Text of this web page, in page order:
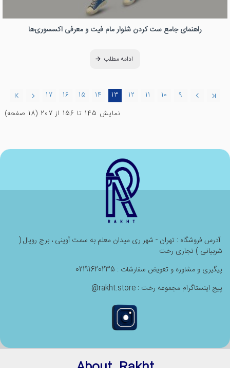
راهنمای جامع ست کردن شلوار مام فیت و معرفی اکسسوری‌ها
ادامه مطلب
9
10
11
12
13
14
15
16
17
نمايش 145 تا 156 از 207 (18 صفحه)
آدرس فروشگاه : تهران - شهر ری میدان معلم به سمت آوینی ، برج رویال (
شربیانی ) تجاری رخت
پیگیری و مشاوره و تعویض سفارشات : 02191620235
پیج اینستاگرام مجموعه رخت : rakht.store@